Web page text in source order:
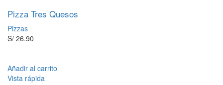
Pizza Tres Quesos
Pizzas
S/ 26.90
Añadir al carrito
Vista rápida